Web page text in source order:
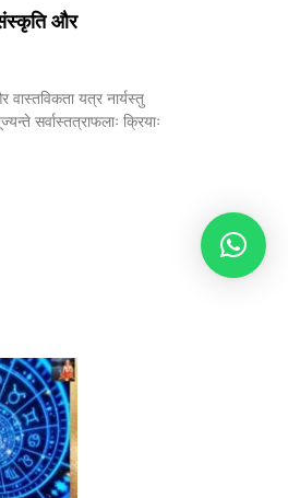
और
यत्र नार्यस्तु
सर्वास्तत्राफलाः क्रियाः